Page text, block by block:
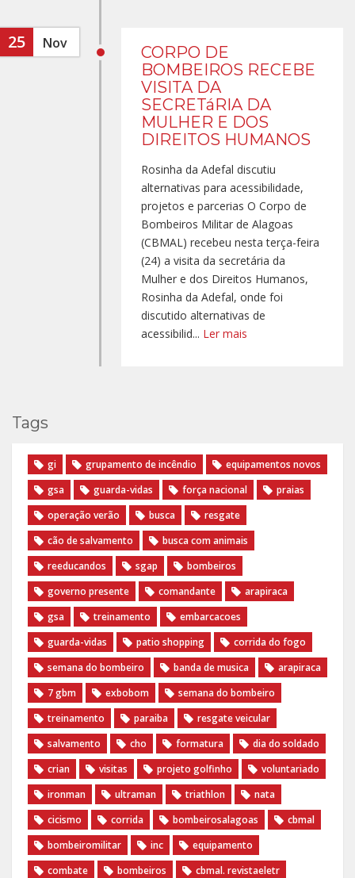
25 Nov
CORPO DE
BOMBEIROS RECEBE
VISITA DA
SECRETáRIA DA
MULHER E DOS
DIREITOS HUMANOS
Rosinha da Adefal discutiu
alternativas para acessibilidade,
projetos e parcerias O Corpo de
Bombeiros Militar de Alagoas
(CBMAL) recebeu nesta terça-feira
(24) a visita da secretária da
Mulher e dos Direitos Humanos,
Rosinha da Adefal, onde foi
discutido alternativas de
acessibilid... Ler mais
Tags
gi grupamento de incêndio
equipamentos novos
gsa
guarda-vidas força nacional
praias
operação verão
busca
resgate
cão de salvamento
busca com animais
reeducandos
sgap
bombeiros
governo presente
comandante
arapiraca
gsa
treinamento
embarcacoes
guarda-vidas
patio shopping
corrida do fogo
semana do bombeiro
banda de musica
arapiraca
7 gbm
exbobom
semana do bombeiro
treinamento
paraiba
resgate veicular
salvamento
cho formatura
dia do soldado
crian
visitas projeto golfinho
voluntariado
ironman
ultraman triathlon
nata
cicismo
corrida bombeirosalagoas
cbmal
bombeiromilitar
inc
equipamento
combate
bombeiros
cbmal. revistaeletr